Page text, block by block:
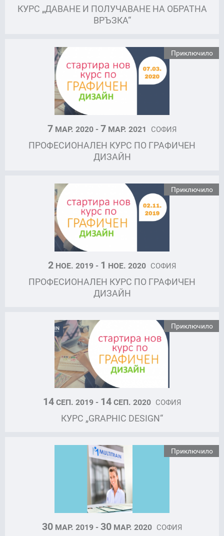
КУРС „ДАВАНЕ И ПОЛУЧАВАНЕ НА ОБРАТНА
ВРЪЗКА“
Приключило
7 МАР. 2020 -7 МАР. 2021 СОФИЯ
ПРОФЕСИОНАЛЕН КУРС ПО ГРАФИЧЕН
ДИЗАЙН
Приключило
2 НОЕ. 2019 - 1 НОЕ. 2020 СОФИЯ
ПРОФЕСИОНАЛЕН КУРС ПО ГРАФИЧЕН
ДИЗАЙН
Приключило
14СЕП. 2019 - 14СЕП. 2020 СОФИЯ
КУРС „GRAPHIC DESIGN“
Приключило
30 МАР. 2019 -30 МАР. 2020 СОФИЯ